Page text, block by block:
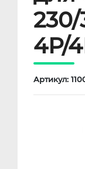
4Р/
Артикул: